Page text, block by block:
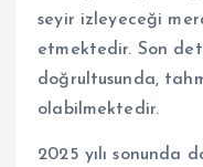
seyir izleyeceği
etmektedir. Son
doğrultusunda,
olabilmektedir.
2025 yılı sonunda